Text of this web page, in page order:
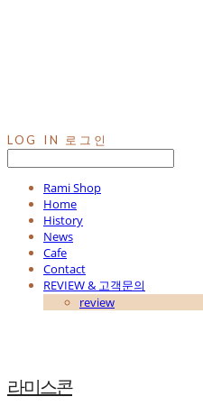
LOG IN 로그인
Rami Shop
Home
History
News
Cafe
Contact
REVIEW & 고객문의
review
라미스콘